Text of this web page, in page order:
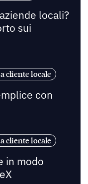
locali?
sui
cliente locale
con
cliente locale
in modo